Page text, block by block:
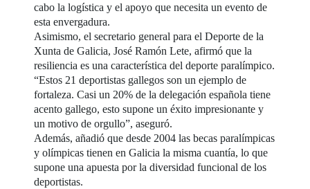
cabo la logística y el apoyo que necesita un evento de
esta envergadura.
Asimismo, el secretario general para el Deporte de la
Xunta de Galicia, José Ramón Lete, afirmó que la
resiliencia es una característica del deporte paralímpico.
“Estos 21 deportistas gallegos son un ejemplo de
fortaleza. Casi un 20% de la delegación española tiene
acento gallego, esto supone un éxito impresionante y
un motivo de orgullo”, aseguró.
Además, añadió que desde 2004 las becas paralímpicas
y olímpicas tienen en Galicia la misma cuantía, lo que
supone una apuesta por la diversidad funcional de los
deportistas.